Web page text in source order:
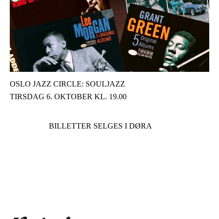
OSLO JAZZ CIRCLE: SOULJAZZ
TIRSDAG 6. OKTOBER KL. 19.00
BILLETTER SELGES I DØRA